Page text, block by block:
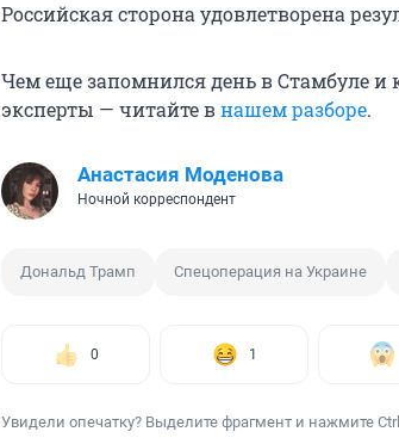
Российская сторона удовлетворена
Чем еще запомнился день в Стамбуле и
эксперты — читайте внашем разборе.
Анастасия Моденова
Ночной корреспондент
Дональд Трамп Спецоперация на Украине
0 1
Увидели опечатку? Выделите фрагмент и нажмите